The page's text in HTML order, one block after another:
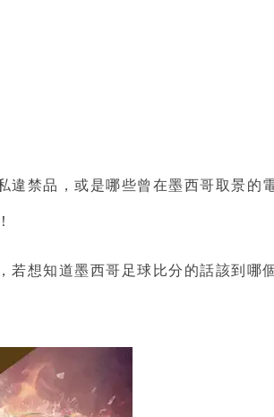
禁品，或是哪些曾在墨西哥取景的
若想知道墨西哥足球比分 的話該到哪